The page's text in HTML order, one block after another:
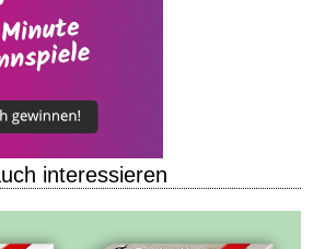
interessieren